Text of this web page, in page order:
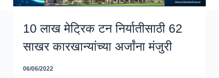
10 लाख मेट्रिक टन निर्यातीसाठी 62
साखर कारखान्यांच्या अर्जांना मंजुरी
06/06/2022